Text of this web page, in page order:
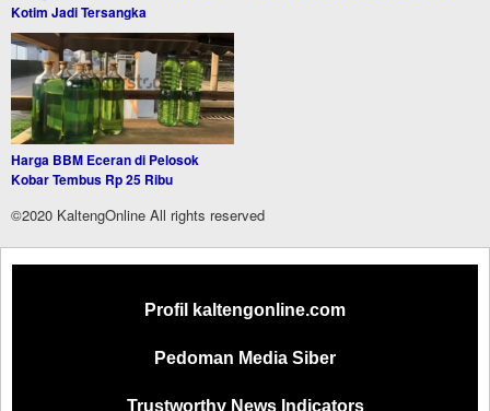
Kotim Jadi Tersangka
Harga BBM Eceran di Pelosok
Kobar Tembus Rp 25 Ribu
©2020 KaltengOnline All rights reserved
Profil kaltengonline.com
Pedoman Media Siber
Trustworthy News Indicators